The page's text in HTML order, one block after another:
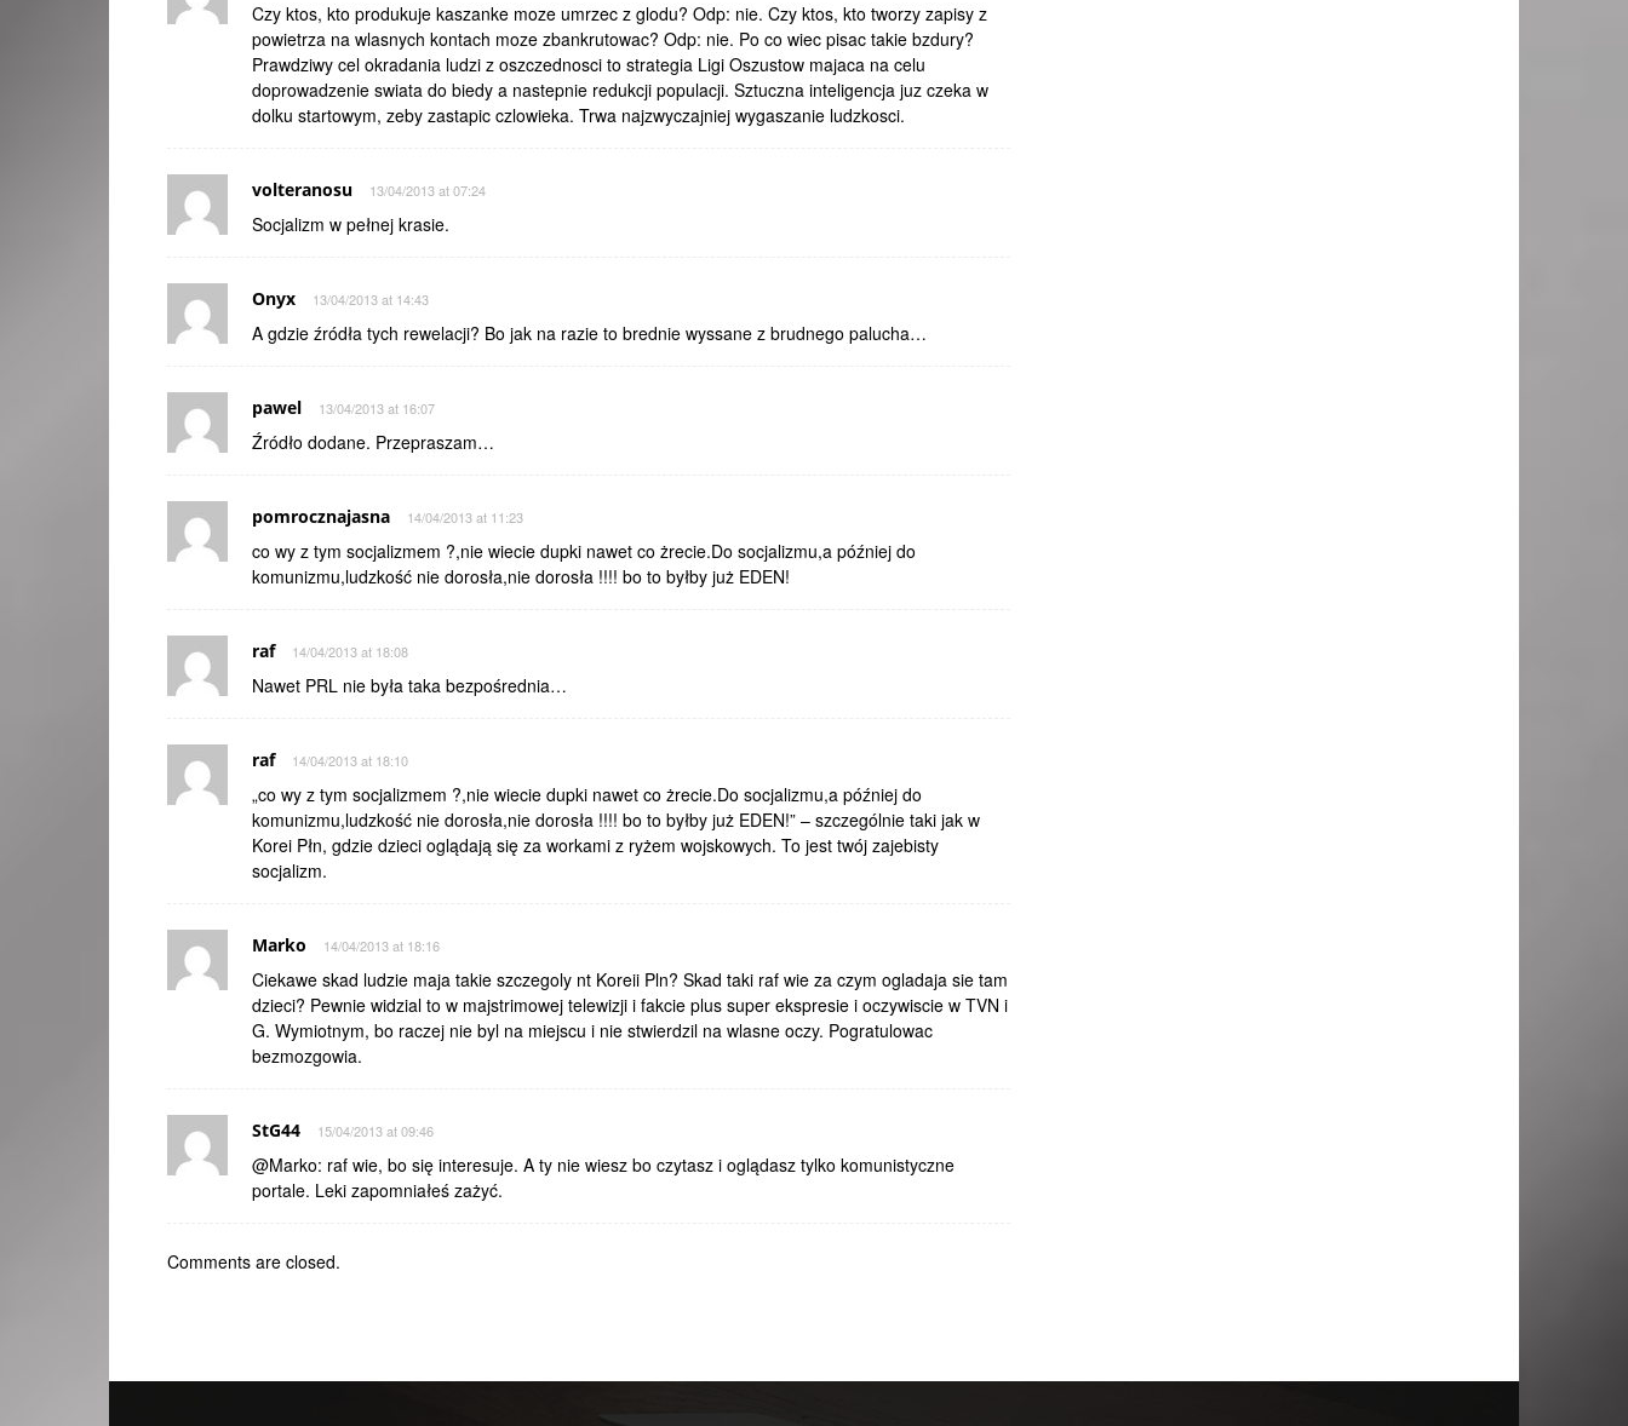
Czy ktos, kto produkuje kaszanke moze umrzec z glodu? Odp: nie. Czy ktos, kto tworzy zapisy z
powietrza na wlasnych kontach moze zbankrutowac? Odp: nie. Po co wiec pisac takie bzdury?
Prawdziwy cel okradania ludzi z oszczednosci to strategia Ligi Oszustow majaca na celu
doprowadzenie swiata do biedy a nastepnie redukcji populacji. Sztuczna inteligencja juz czeka w
dolku startowym, zeby zastapic czlowieka. Trwa najzwyczajniej wygaszanie ludzkosci.
volteranosu 13/04/2013 at 07:24
Socjalizm w pełnej krasie.
Onyx 13/04/2013 at 14:43
A gdzie źródła tych rewelacji? Bo jak na razie to brednie wyssane z brudnego palucha…
pawel 13/04/2013 at 16:07
Źródło dodane. Przepraszam…
pomrocznajasna 14/04/2013 at 11:23
co wy z tym socjalizmem ?,nie wiecie dupki nawet co żrecie.Do socjalizmu,a później do
komunizmu,ludzkość nie dorosła,nie dorosła !!!! bo to byłby już EDEN!
raf 14/04/2013 at 18:08
Nawet PRL nie była taka bezpośrednia…
raf 14/04/2013 at 18:10
„co wy z tym socjalizmem ?,nie wiecie dupki nawet co żrecie.Do socjalizmu,a później do
komunizmu,ludzkość nie dorosła,nie dorosła !!!! bo to byłby już EDEN!” – szczególnie taki jak w
Korei Płn, gdzie dzieci oglądają się za workami z ryżem wojskowych. To jest twój zajebisty
socjalizm.
Marko 14/04/2013 at 18:16
Ciekawe skad ludzie maja takie szczegoly nt Koreii Pln? Skad taki raf wie za czym ogladaja sie tam
dzieci? Pewnie widzial to w majstrimowej telewizji i fakcie plus super ekspresie i oczywiscie w TVN i
G. Wymiotnym, bo raczej nie byl na miejscu i nie stwierdzil na wlasne oczy. Pogratulowac
bezmozgowia.
StG44 15/04/2013 at 09:46
@Marko: raf wie, bo się interesuje. A ty nie wiesz bo czytasz i oglądasz tylko komunistyczne
portale. Leki zapomniałeś zażyć.
Comments are closed.